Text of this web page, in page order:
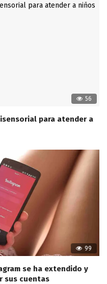
56
para atender a
99
se ha extendido y
sus cuentas